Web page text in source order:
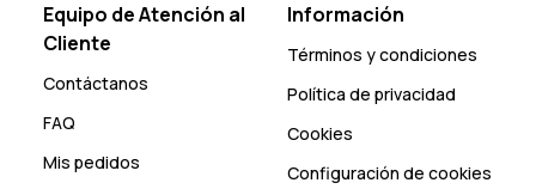
Equipo de Atención al
Cliente
Contáctanos
FAQ
Mis pedidos
Información
Términos y condiciones
Política de privacidad
Cookies
Configuración de cookies